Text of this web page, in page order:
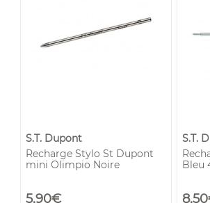
S.T. Dupont
Recharge Stylo St Dupont
mini Olimpio Noire
5,90€
S.T.
Bleu